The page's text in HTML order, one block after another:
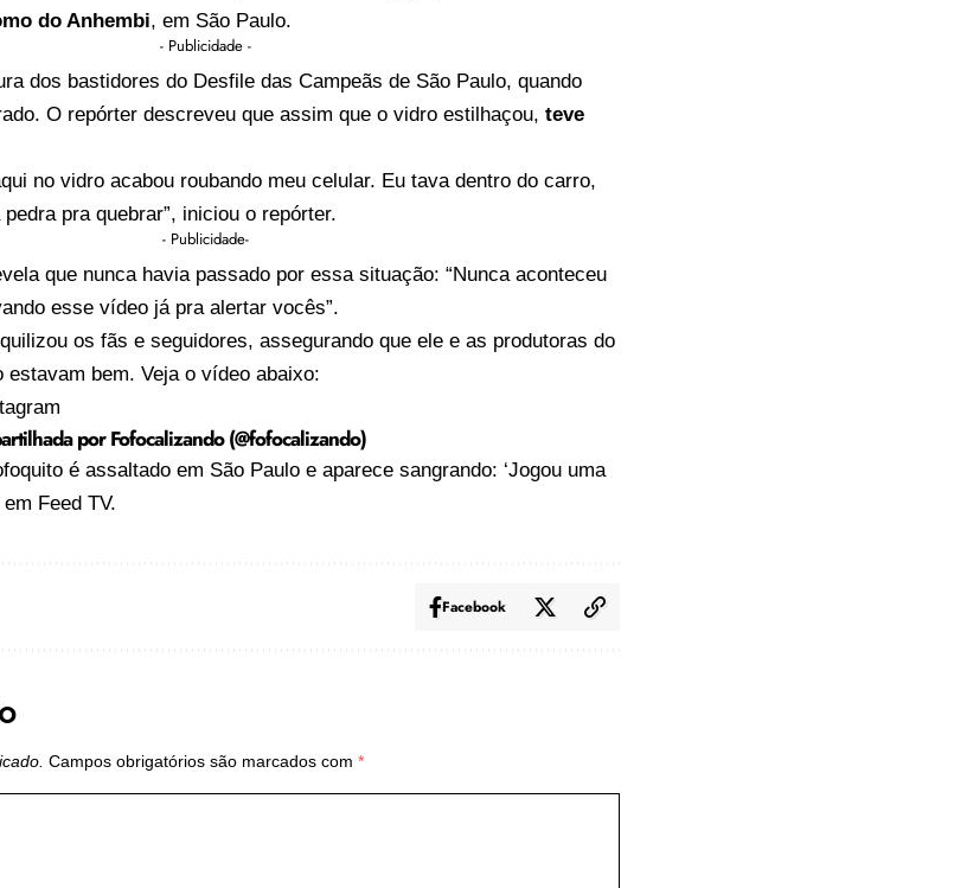
do Anhembi, em São Paulo.
- Publicidade -
dos bastidores do Desfile das Campeãs de São Paulo, quando
O repórter descreveu que assim que o vidro estilhaçou, teve
no vidro acabou roubando meu celular. Eu tava dentro do carro,
pra quebrar”, iniciou o repórter.
- Publicidade-
que nunca havia passado por essa situação: “Nunca aconteceu
esse vídeo já pra alertar vocês”.
os fãs e seguidores, assegurando que ele e as produtoras do
estavam bem. Veja o vídeo abaixo:
por Fofocalizando (@fofocalizando)
é assaltado em São Paulo e aparece sangrando: ‘Jogou uma
Feed TV.
Facebook
Campos obrigatórios são marcados com *